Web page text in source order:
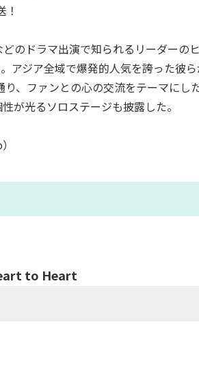
のドラマ出演で知られるリーダー
アジア全域で爆発的人気を誇った
、ファンとの心の交流をテーマに
が光るソロステージも披露した。
to Heart